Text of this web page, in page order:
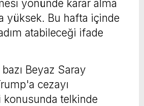
yönünde karar alma
yüksek. Bu hafta içinde
atabileceği ifade
Beyaz Saray
cezayı
telkinde